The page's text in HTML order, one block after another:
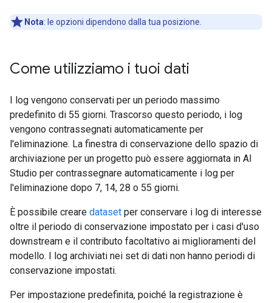
Nota: le opzioni dipendono dalla tua posizione.
Come utilizziamo i tuoi dati
I log vengono conservati per un periodo massimo
predefinito di 55 giorni. Trascorso questo periodo, i log
vengono contrassegnati automaticamente per
l'eliminazione. La finestra di conservazione dello spazio di
archiviazione per un progetto può essere aggiornata in AI
Studio per contrassegnare automaticamente i log per
l'eliminazione dopo 7, 14, 28 o 55 giorni.
È possibile creare dataset per conservare i log di interesse
oltre il periodo di conservazione impostato per i casi d'uso
downstream e il contributo facoltativo ai miglioramenti del
modello. I log archiviati nei set di dati non hanno periodi di
conservazione impostati.
Per impostazione predefinita, poiché la registrazione è